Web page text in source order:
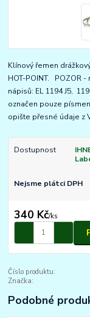
Klínový řemen
HOT-POINT. POZOR
nápisů: EL 1194 J5,
označen pouze
opište přesné údaje z
Dostupnost
Nejsme plátci DPH
340 Kč/ks
Číslo produktu:
Značka:
Podobné